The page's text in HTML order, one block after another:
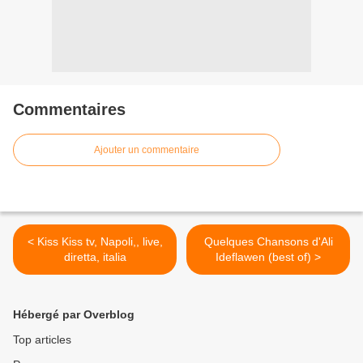
Commentaires
Ajouter un commentaire
< Kiss Kiss tv, Napoli,, live,
diretta, italia
Quelques Chansons d'Ali
Ideflawen (best of) >
Hébergé par Overblog
Top articles